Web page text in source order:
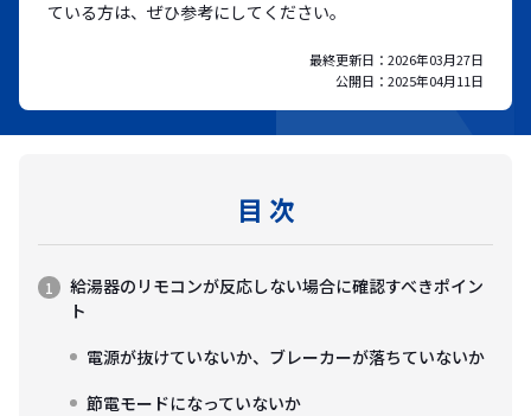
ている方は、ぜひ参考にしてください。
最終更新日： 2026年03月27日
公開日： 2025年04月11日
目 次
給湯器のリモコンが反応しない場合に確認すべきポイン
ト
電源が抜けていないか、ブレーカーが落ちていないか
節電モードになっていないか